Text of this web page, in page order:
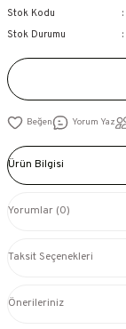
Stok Kodu
Stok Durumu
Yorum Yaz
Ürün Bilgisi
Yorumlar (0)
Taksit Seçenekleri
Önerileriniz